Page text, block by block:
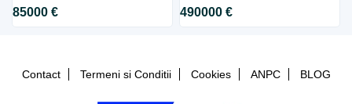
85000 € 490000 €
Contact Termeni si Conditii Cookies ANPC BLOG